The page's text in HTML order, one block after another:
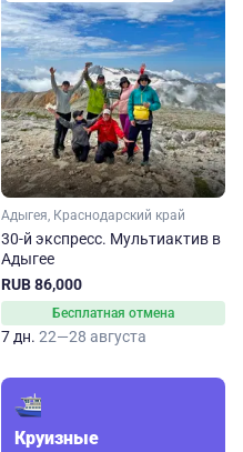
Адыгея, Краснодарский край
30-й экспресс. Мультиактив в
Адыгее
RUB 86,000
Бесплатная отмена
7 дн. 22—28 августа
Круизные